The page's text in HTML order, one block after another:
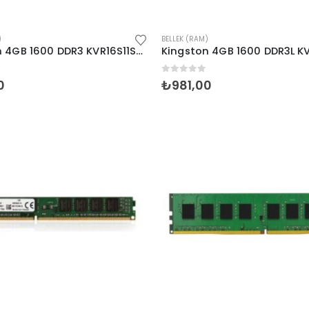
Kingston 4GB 1600 DDR3 KVR16S11S8/4WP (NB)
BELLEK (RAM)
5 üzerinden
₺981,00